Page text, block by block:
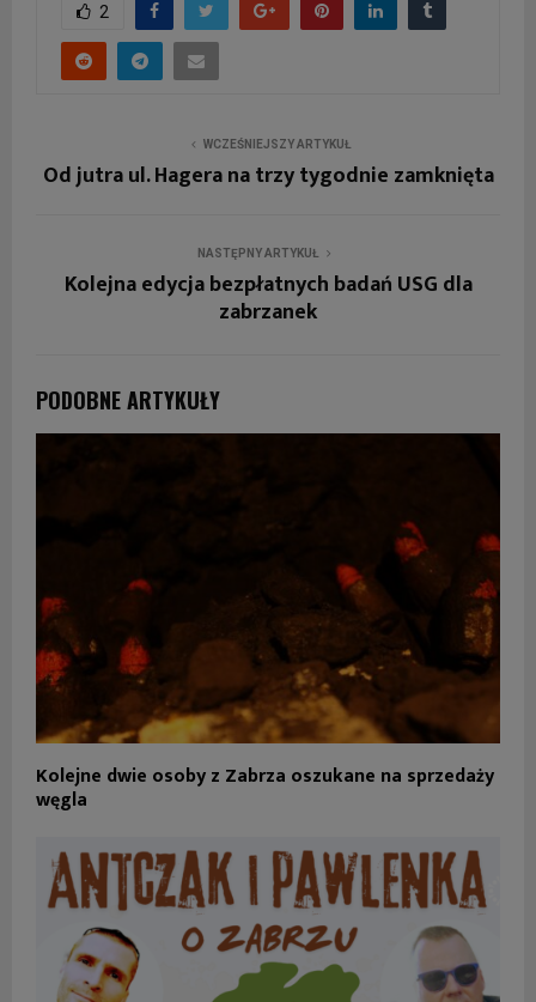
2
WCZEŚNIEJSZY ARTYKUŁ
Od jutra ul. Hagera na trzy tygodnie zamknięta
NASTĘPNY ARTYKUŁ
Kolejna edycja bezpłatnych badań USG dla
zabrzanek
PODOBNE ARTYKUŁY
Kolejne dwie osoby z Zabrza oszukane na sprzedaży
węgla